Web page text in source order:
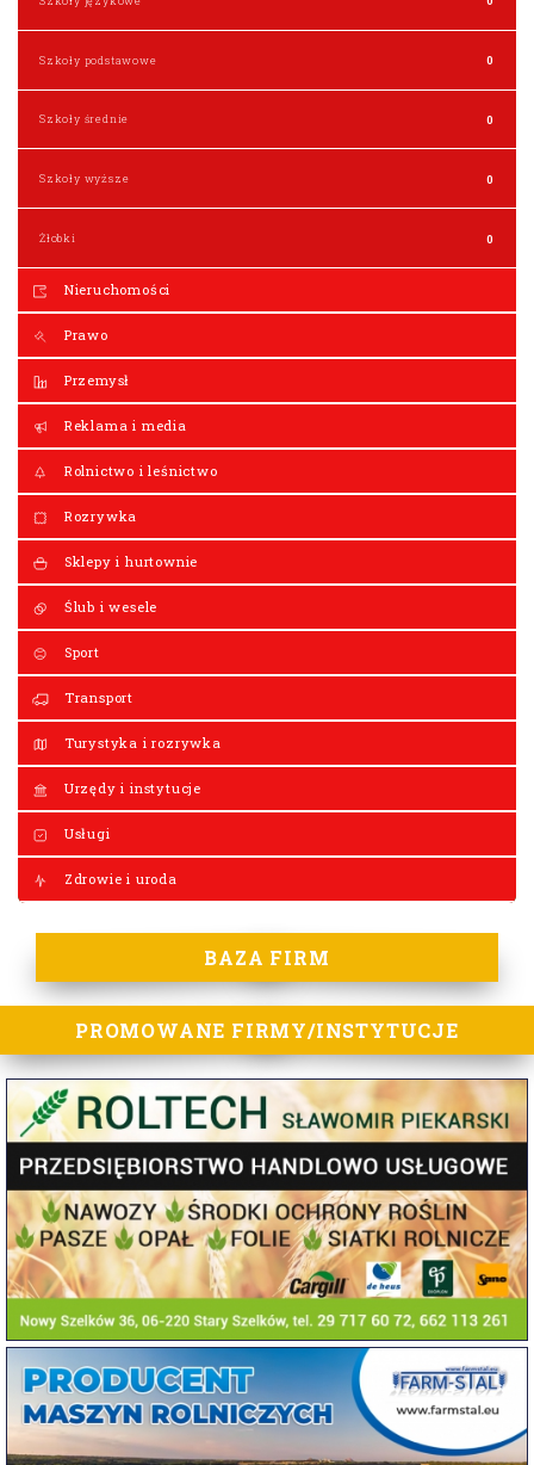
Szkoły podstawowe 0
Szkoły średnie 0
Szkoły wyższe 0
Żłobki 0
Nieruchomości
Prawo
Przemysł
Reklama i media
Rolnictwo i leśnictwo
Rozrywka
Sklepy i hurtownie
Ślub i wesele
Sport
Transport
Turystyka i rozrywka
Urzędy i instytucje
Usługi
Zdrowie i uroda
BAZA FIRM
PROMOWANE FIRMY/INSTYTUCJE